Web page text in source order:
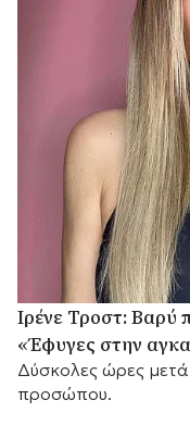
Ιρένε Τροστ: Βαρύ
«Έφυγες στην
Δύσκολες ώρες
προσώπου.